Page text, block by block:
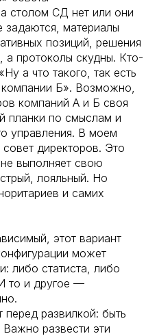
столом СД нет или они
материалы
позиций, решения
протоколы скудны. Кто-
а что такого, так есть
Б». Возможно,
компаний А и Б своя
планки по смыслам и
управления. В моем
директоров. Это
выполняет свою
лояльный. Но
и самих
этот вариант
может
либо статиста, либо
то и другое —
перед развилкой: быть
развести эти